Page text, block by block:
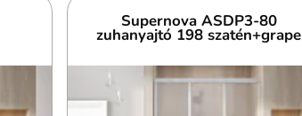
Supernova ASDP3-80
zuhanyajtó 198 szatén+grape